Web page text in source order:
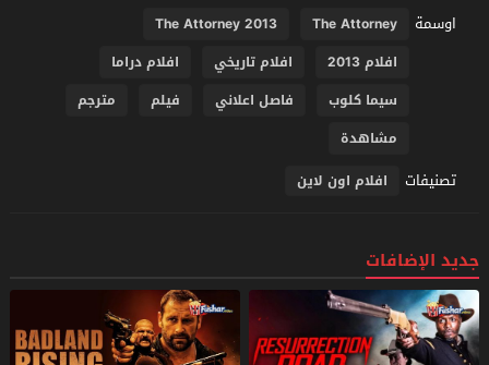
اوسمة
The Attorney
The Attorney 2013
افلام 2013
افلام تاريخي
افلام دراما
سيما كلوب
فاصل اعلاني فيلم
مترجم
مشاهدة
تصنيفات افلام اون لاين
جديد الإضافات